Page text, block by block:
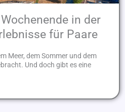
in der
für Paare
Meer, dem Sommer und dem
Und doch gibt es eine